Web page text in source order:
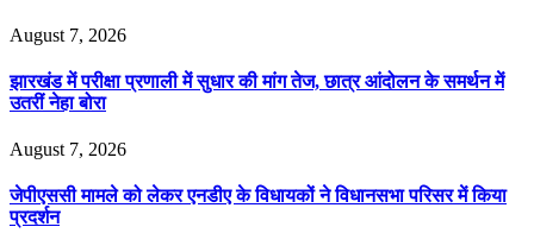
August 7, 2026
झारखंड में परीक्षा प्रणाली में सुधार की मांग तेज, छात्र आंदोलन के समर्थन में
उतरीं नेहा बोरा
August 7, 2026
जेपीएससी मामले को लेकर एनडीए के विधायकों ने विधानसभा परिसर में किया
प्रदर्शन